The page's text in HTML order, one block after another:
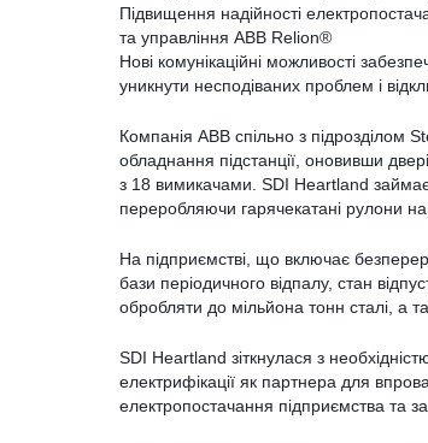
Підвищення надійності
та управління ABB Relion®
Нові комунікаційні можливості
уникнути несподіваних проблем і
Компанія ABB спільно з підрозділом
обладнання підстанції, оновивши
з 18 вимикачами. SDI Heartland
переробляючи гарячекатані рулони
На підприємстві, що включає
бази періодичного відпалу, стан
обробляти до мільйона тонн сталі, а
SDI Heartland зіткнулася з
електрифікації як партнера для
електропостачання підприємства та